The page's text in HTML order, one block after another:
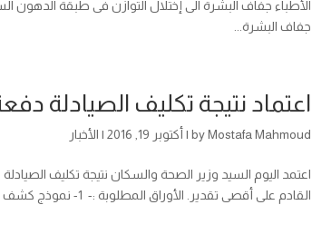
الأطباء جفاف البشرة الى إختلال التوازن فى طبقة الدهون
جفاف البشرة...
اعتماد نتيجة تكليف الصيادلة دفعة
byMostafa Mahmoud
| أكتوبر 19, 2016 | الأخبار
القادم على أقصى تقدير. الأوراق المطلوبة :- 1- نموذج كشف طبى ( من البريد ) .2- شهادة ميلاد أصل كمبيوتر .3- إثبات تجنيد...